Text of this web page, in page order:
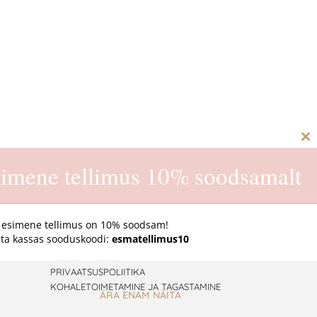
E-pood
PRIVAATSUSPOLIITIKA
KOHALETOIMETAMINE JA TAGASTAMINE
tellimus 10% soodsamalt
tellimus on 10% soodsam!
kassas sooduskoodi: esmatellimus10
ÄRA ENAM NÄITA